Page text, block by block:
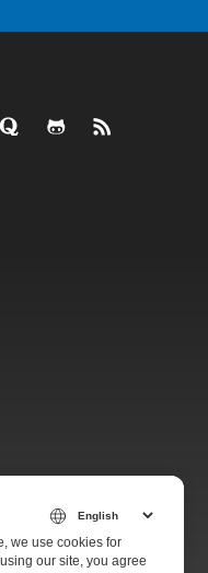
we use cookies for
our site, you agree